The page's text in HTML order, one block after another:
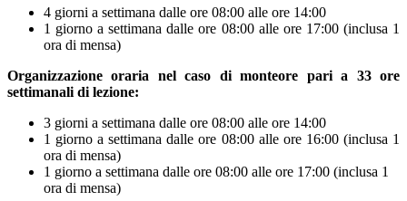
4 giorni a settimana dalle ore 08:00 alle ore 14:00
1 giorno a settimana dalle ore 08:00 alle ore 17:00 (inclusa 1
ora di mensa)
Organizzazione oraria nel caso di monteore pari a 33 ore
settimanali di lezione:
3 giorni a settimana dalle ore 08:00 alle ore 14:00
1 giorno a settimana dalle ore 08:00 alle ore 16:00 (inclusa 1
ora di mensa)
1 giorno a settimana dalle ore 08:00 alle ore 17:00 (inclusa 1
ora di mensa)